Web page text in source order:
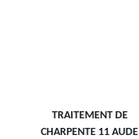
TRAITEMENT DE
CHARPENTE 11 AUDE